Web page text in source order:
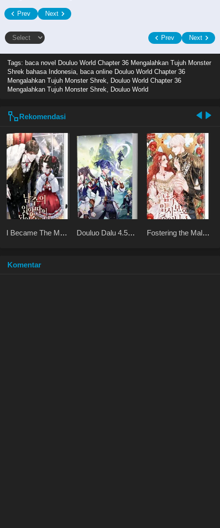
Prev Next
Prev Next
Tags: baca novel Douluo World Chapter 36 Mengalahkan Tujuh Monster
Shrek bahasa Indonesia, baca online Douluo World Chapter 36
Mengalahkan Tujuh Monster Shrek, Douluo World Chapter 36
Mengalahkan Tujuh Monster Shrek, Douluo World
Rekomendasi
I Became The Male
Douluo Dalu 4.5
Fostering the Male
Komentar